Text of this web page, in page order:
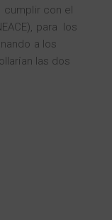
con el
para los
a los
las dos